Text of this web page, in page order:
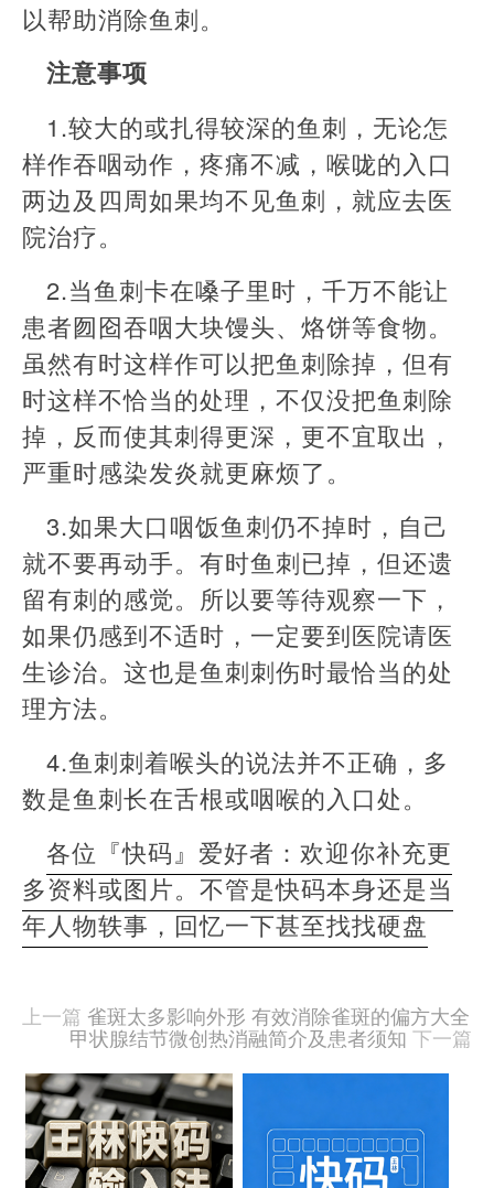
以帮助消除鱼刺。
注意事项
1.较大的或扎得较深的鱼刺，无论怎
样作吞咽动作，疼痛不减，喉咙的入口
两边及四周如果均不见鱼刺，就应去医
院治疗。
2.当鱼刺卡在嗓子里时，千万不能让
患者囫囵吞咽大块馒头、烙饼等食物。
虽然有时这样作可以把鱼刺除掉，但有
时这样不恰当的处理，不仅没把鱼刺除
掉，反而使其刺得更深，更不宜取出，
严重时感染发炎就更麻烦了。
3.如果大口咽饭鱼刺仍不掉时，自己
就不要再动手。有时鱼刺已掉，但还遗
留有刺的感觉。所以要等待观察一下，
如果仍感到不适时，一定要到医院请医
生诊治。这也是鱼刺刺伤时最恰当的处
理方法。
4.鱼刺刺着喉头的说法并不正确，多
数是鱼刺长在舌根或咽喉的入口处。
各位『快码』爱好者：欢迎你补充更
多资料或图片。不管是快码本身还是当
年人物轶事，回忆一下甚至找找硬盘
由
羊
喜
于
09-
上一篇 雀斑太多影响外形 有效消除雀斑的偏方大全
甲状腺结节微创热消融简介及患者须知 下一篇
相
关
文